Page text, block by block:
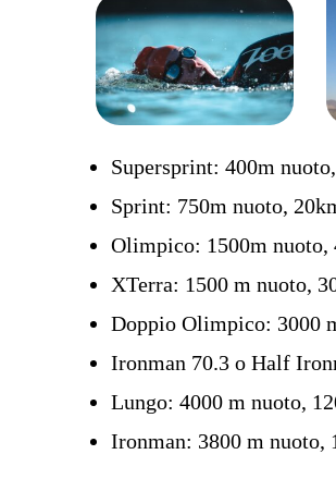
Supersprint: 400m
Sprint: 750m nuoto,
Olimpico: 1500m nuoto,
XTerra: 1500 m nuoto,
Doppio Olimpico: 3000
Ironman 70.3 o Half
Lungo: 4000 m nuoto,
Ironman: 3800 m nuoto,